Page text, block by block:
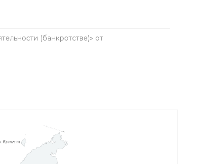
в течение пяти лет. Предварительно